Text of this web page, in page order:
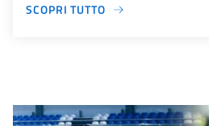
SCOPRI TUTTO